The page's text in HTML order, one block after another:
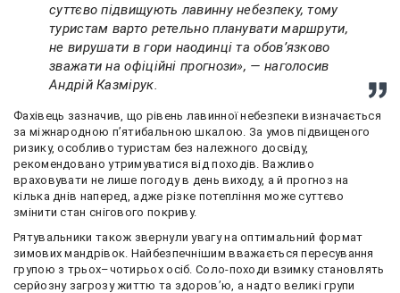
суттєво підвищують лавинну небезпеку, тому
туристам варто ретельно планувати маршрути,
не вирушати в гори наодинці та обов’язково
зважати на офіційні прогнози», — наголосив
Андрій Казмірук.
Фахівець зазначив, що рівень лавинної небезпеки визначається
за міжнародною п’ятибальною шкалою. За умов підвищеного
ризику, особливо туристам без належного досвіду,
рекомендовано утримуватися від походів. Важливо
враховувати не лише погоду в день виходу, а й прогноз на
кілька днів наперед, адже різке потепління може суттєво
змінити стан снігового покриву.
Рятувальники також звернули увагу на оптимальний формат
зимових мандрівок. Найбезпечнішим вважається пересування
групою з трьох–чотирьох осіб. Соло-походи взимку становлять
серйозну загрозу життю та здоров’ю, а надто великі групи